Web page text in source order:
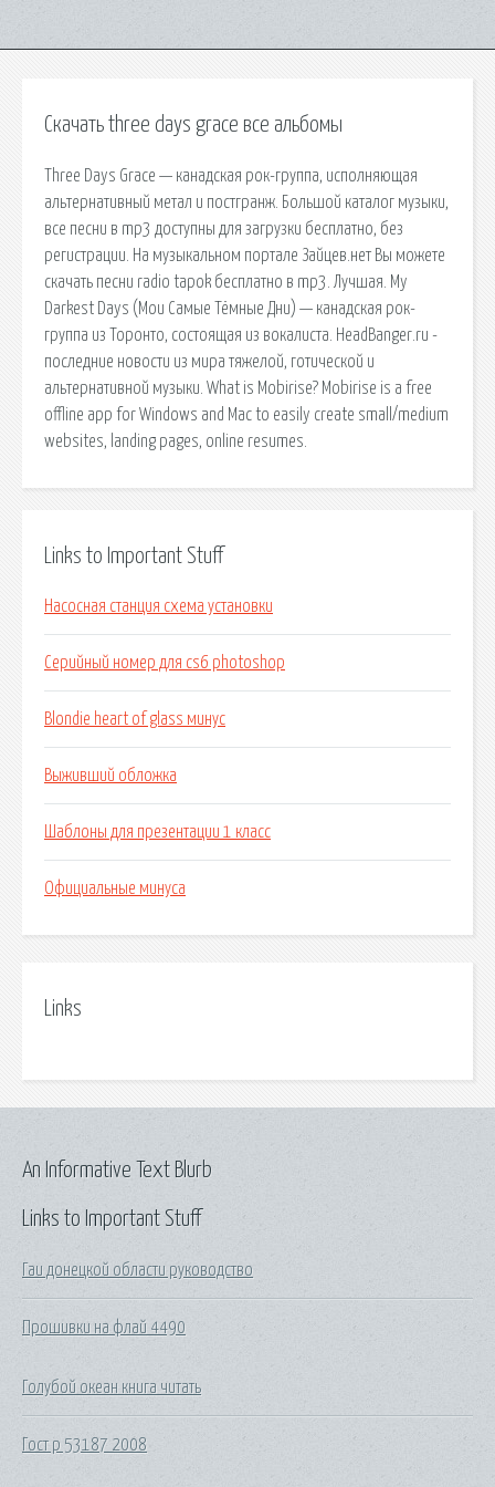
Скачать three days grace все альбомы
Three Days Grace — канадская рок-группа, исполняющая
альтернативный метал и постгранж. Большой каталог музыки,
все песни в mp3 доступны для загрузки бесплатно, без
регистрации. На музыкальном портале Зайцев.нет Вы можете
скачать песни radio tapok бесплатно в mp3. Лучшая. My
Darkest Days (Мои Самые Тёмные Дни) — канадская рок-
группа из Торонто, состоящая из вокалиста. HeadBanger.ru -
последние новости из мира тяжелой, готической и
альтернативной музыки. What is Mobirise? Mobirise is a free
offline app for Windows and Mac to easily create small/medium
websites, landing pages, online resumes.
Links to Important Stuff
Насосная станция схема установки
Серийный номер для cs6 photoshop
Blondie heart of glass минус
Выживший обложка
Шаблоны для презентации 1 класс
Официальные минуса
Links
Links to Important Stuff
Гаи донецкой области руководство
Прошивки на флай 4490
Голубой океан книга читать
Гост р 53187 2008
An Informative Text Blurb